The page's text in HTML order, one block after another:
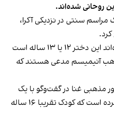
روحانی شده‌اند.
مراسم سنتی در نزدیکی آکرا،
کرد.
پلیس و مقامات غنا اعلام کرده‌اند این دختر ۱۲ یا ۱۳ ساله است
آنیمیسم مدعی هستند که
مذهبی غنا در گفت‌وگو با یک
شبکه رادیویی این کشور تاکید کرده است که کودک تقریبا ۱۶ ساله